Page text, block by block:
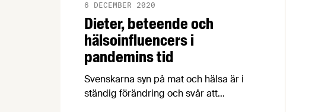
Dieter, beteende och
hälsoinfluencers i
pandemins tid
6 DECEMBER 2020
Svenskarna syn på mat och hälsa är i
ständig förändring och svår att